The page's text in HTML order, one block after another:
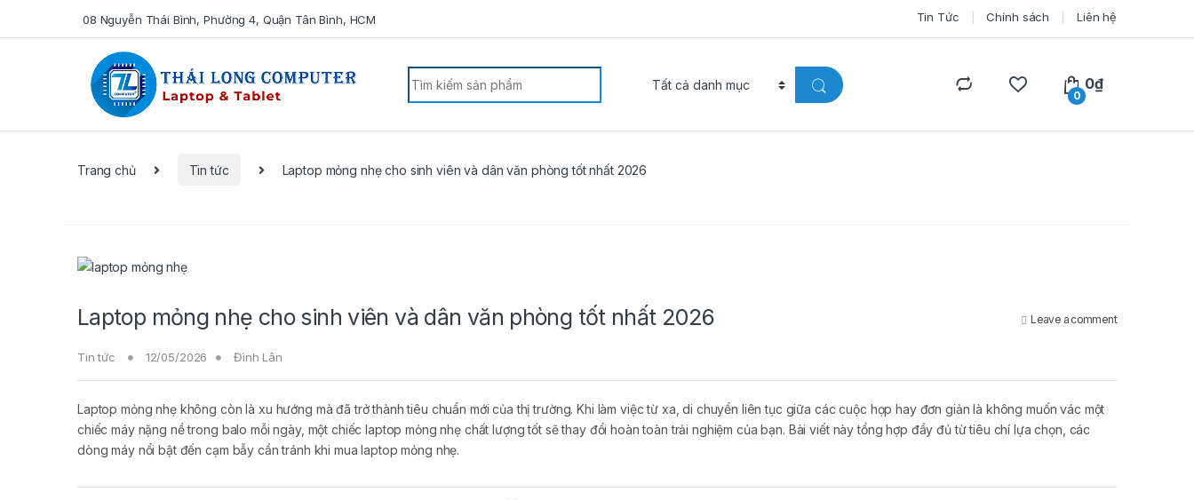
08 Nguyễn Thái Bình, Phường 4, Quận Tân Bình, HCM Tin Tức Chính sách Liên hệ
Search for:
0
0₫
Trang chủ Tin tức Laptop mỏng nhẹ cho sinh viên và dân văn phòng tốt nhất 2026
Laptop mỏng nhẹ cho sinh viên và dân văn phòng tốt nhất 2026 Leave a comment
Tin tức 12/05/2026 Đình Lân
Laptop mỏng nhẹ không còn là xu hướng mà đã trở thành tiêu chuẩn mới của thị trường. Khi làm việc từ xa, di chuyển liên tục giữa các cuộc họp hay đơn giản là không muốn vác một
chiếc máy nặng nề trong balo mỗi ngày, một chiếc laptop mỏng nhẹ chất lượng tốt sẽ thay đổi hoàn toàn trải nghiệm của bạn. Bài viết này tổng hợp đầy đủ từ tiêu chí lựa chọn, các
dòng máy nổi bật đến cạm bẫy cần tránh khi mua laptop mỏng nhẹ.